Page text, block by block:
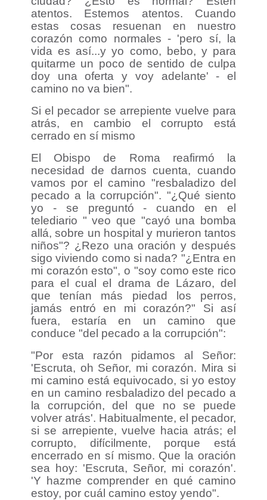
atentos. Estemos atentos. Cuando
estas cosas resuenan en nuestro
corazón como normales - 'pero sí, la
vida es así...y yo como, bebo, y para
quitarme un poco de sentido de culpa
doy una oferta y voy adelante' - el
camino no va bien".
Si el pecador se arrepiente vuelve para
atrás, en cambio el corrupto está
cerrado en sí mismo
El Obispo de Roma reafirmó la
necesidad de darnos cuenta, cuando
vamos por el camino "resbaladizo del
pecado a la corrupción". "¿Qué siento
yo - se preguntó - cuando en el
telediario " veo que "cayó una bomba
allá, sobre un hospital y murieron tantos
niños"? ¿Rezo una oración y después
sigo viviendo como si nada? "¿Entra en
mi corazón esto", o "soy como este rico
para el cual el drama de Lázaro, del
que tenían más piedad los perros,
jamás entró en mi corazón?" Si así
fuera, estaría en un camino que
conduce "del pecado a la corrupción":
"Por esta razón pidamos al Señor:
'Escruta, oh Señor, mi corazón. Mira si
mi camino está equivocado, si yo estoy
en un camino resbaladizo del pecado a
la corrupción, del que no se puede
volver atrás'. Habitualmente, el pecador,
si se arrepiente, vuelve hacia atrás; el
corrupto, difícilmente, porque está
encerrado en sí mismo. Que la oración
sea hoy: 'Escruta, Señor, mi corazón'.
'Y hazme comprender en qué camino
estoy, por cuál camino estoy yendo".